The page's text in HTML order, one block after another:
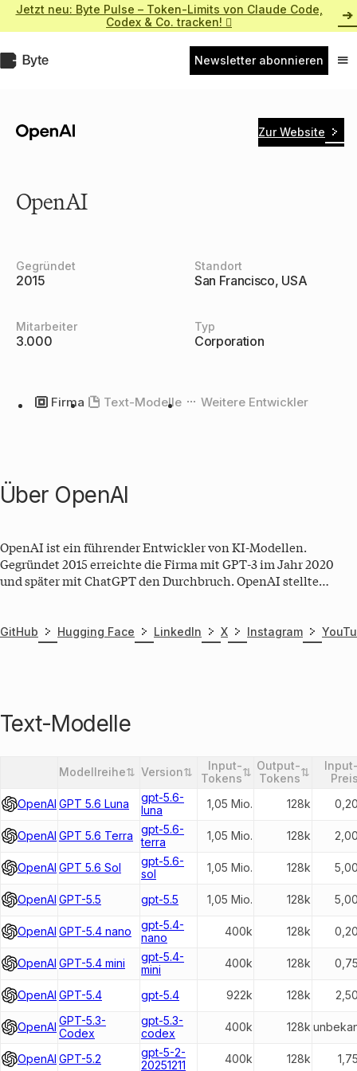
Zum
Inhalt
springen
Jetzt neu: Byte Pulse – Token-Limits von Claude Code,
Codex & Co. tracken! 
Byte.de Newsletter abonnieren
Zur Website
OpenAI
Gegründet
2015
Standort
San Francisco, USA
Mitarbeiter
3.000
Typ
Corporation
Firma Text-Modelle Weitere Entwickler
Über OpenAI
OpenAI ist ein führender Entwickler von KI-Modellen.
Gegründet 2015 erreichte die Firma mit GPT‑3 im Jahr 2020
und später mit ChatGPT den Durchbruch. OpenAI stellte
State‑of‑the‑Art Modelle.
GitHub Hugging Face LinkedIn X Instagram
Text-Modelle
Modellreihe⇅ Version⇅
Input-
Tokens⇅ Output-
Tokens⇅
OpenAI GPT 5.6 Luna
gpt-5.6-
luna
1,05 Mio. 128k
OpenAI GPT 5.6 Terra
gpt-5.6-
terra
1,05 Mio. 128k
OpenAI GPT 5.6 Sol
gpt-5.6-
sol
1,05 Mio. 128k
OpenAI GPT-5.5 gpt-5.5 1,05 Mio. 128k
OpenAI GPT-5.4 nano
gpt-5.4-
nano
400k 128k
OpenAI GPT-5.4 mini
gpt-5.4-
mini
400k 128k
OpenAI GPT-5.4 gpt-5.4 922k 128k
OpenAI GPT-5.3-
Codex
gpt-5.3-
codex
400k 128k
OpenAI GPT-5.2
gpt-5-2-
20251211
400k 128k